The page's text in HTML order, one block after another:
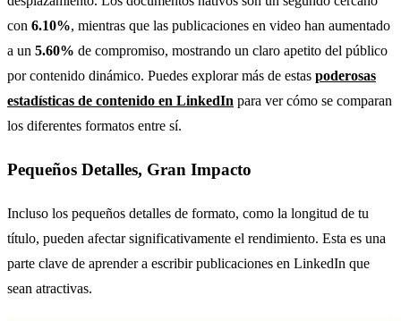
con 6.10%, mientras que las publicaciones en video han aumentado
a un 5.60% de compromiso, mostrando un claro apetito del público
por contenido dinámico. Puedes explorar más de estas poderosas
estadísticas de contenido en LinkedIn para ver cómo se comparan
los diferentes formatos entre sí.
Pequeños Detalles, Gran Impacto
Incluso los pequeños detalles de formato, como la longitud de tu
título, pueden afectar significativamente el rendimiento. Esta es una
parte clave de aprender a escribir publicaciones en LinkedIn que
sean atractivas.